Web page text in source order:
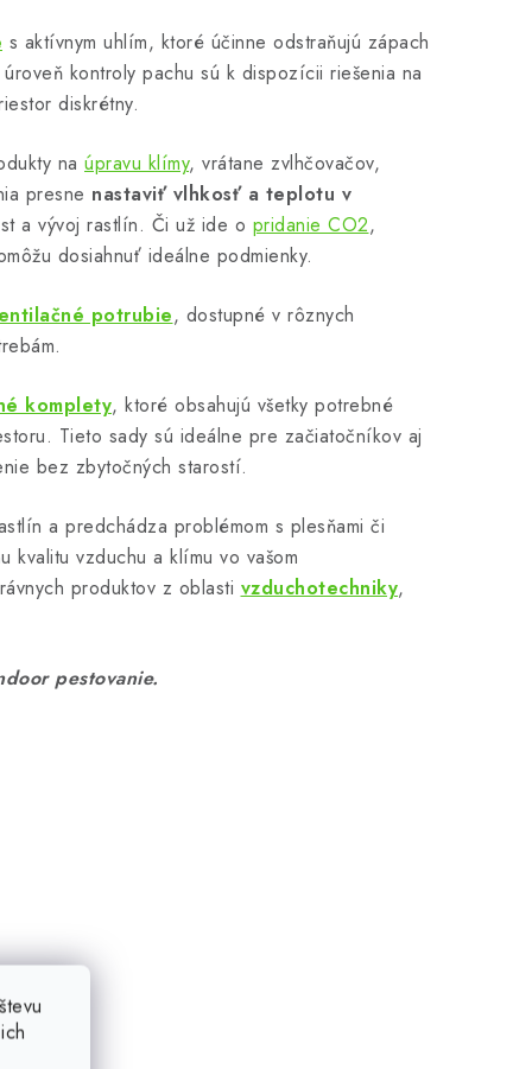
s aktívnym uhlím, ktoré účinne odstraňujú zápach
kontroly pachu sú k dispozícii riešenia na
diskrétny.
na úpravu klímy, vrátane zvlhčovačov,
presne nastaviť vlhkosť a teplotu v
a vývoj rastlín. Či už ide o pridanie CO2,
dosiahnuť ideálne podmienky.
potrubie, dostupné v rôznych
komplety, ktoré obsahujú všetky potrebné
Tieto sady sú ideálne pre začiatočníkov aj
bez zbytočných starostí.
a predchádza problémom s plesňami či
kvalitu vzduchu a klímu vo vašom
produktov z oblasti vzduchotechniky,
pestovanie.